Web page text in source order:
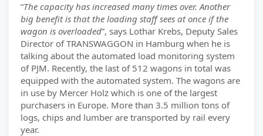
“The capacity has increased many times over. Another
big benefit is that the loading staff sees at once if the
wagon is overloaded”, says Lothar Krebs, Deputy Sales
Director of TRANSWAGGON in Hamburg when he is
talking about the automated load monitoring system
of PJM. Recently, the last of 512 wagons in total was
equipped with the automated system. The wagons are
in use by Mercer Holz which is one of the largest
purchasers in Europe. More than 3.5 million tons of
logs, chips and lumber are transported by rail every
year.